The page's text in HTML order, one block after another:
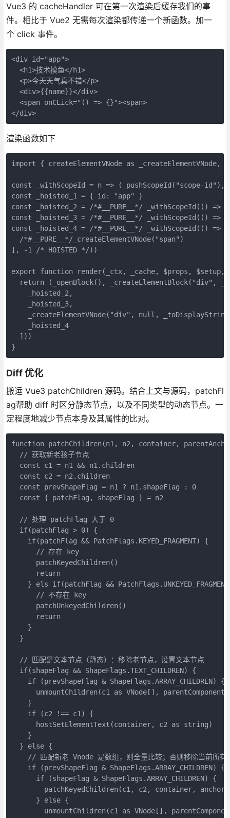
Vue3 的 cacheHandler 可在第一次渲染后缓存我们的事
件。相比于 Vue2 无需每次渲染都传递一个新函数。加一
个 click 事件。
<div id="app">
  <h1>技术摸鱼</h1>
  <p>今天天气真不错</p>
  <div>{{name}}</div>
  <span onCLick="() => {}"><span>
</div>
渲染函数如下
import { createElementVNode as
const _withScopeId = n => (_pushScopeId("scope-
const _hoisted_1 = { id: "app" }
const _hoisted_2 = /*#__PURE__*/ _withScopeId(() =>
const _hoisted_3 = /*#__PURE__*/ _withScopeId(() =>
const _hoisted_4 = /*#__PURE__*/ _withScopeId(()
  /*#__PURE__*/_createElementVNode("span")
], -1 /* HOISTED */))
export function render(_ctx, _cache, $props,
return (_openBlock(), _createElementBlock("div",
    _hoisted_2,
    _hoisted_3,
_createElementVNode("div", null,
    _hoisted_4
  ]))
}
Diff 优化
搬运 Vue3 patchChildren 源码。结合上文与源码，patchFl
ag帮助 diff 时区分静态节点，以及不同类型的动态节点。一
定程度地减少节点本身及其属性的比对。
function patchChildren(n1, n2, container,
  // 获取新老孩子节点
  const c1 = n1 && n1.children
  const c2 = n2.children
  const prevShapeFlag = n1 ? n1.shapeFlag : 0
  const { patchFlag, shapeFlag } = n2
  // 处理 patchFlag 大于 0
  if(patchFlag > 0) {
    if(patchFlag && PatchFlags.KEYED_FRAGMENT) {
      // 存在 key
      patchKeyedChildren()
      return
} els if(patchFlag &&
      // 不存在 key
      patchUnkeyedChildren()
      return
    }
  }
  // 匹配是文本节点（静态）：移除老节点，设置文本节点
  if(shapeFlag && ShapeFlags.TEXT_CHILDREN) {
    if (prevShapeFlag & ShapeFlags.ARRAY_CHILDREN) {
unmountChildren(c1 as VNode[],
    }
    if (c2 !== c1) {
      hostSetElementText(container, c2 as string)
    }
  } else {
// 匹配新老 Vnode 是数组，则全量比较；否则移除当前所有
    if (prevShapeFlag & ShapeFlags.ARRAY_CHILDREN) {
      if (shapeFlag & ShapeFlags.ARRAY_CHILDREN) {
patchKeyedChildren(c1, c2, container,
      } else {
unmountChildren(c1 as VNode[],